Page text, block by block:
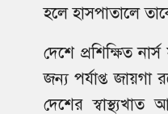
হলে হাসপাতালে
দেশে প্রশিক্ষিত
জন্য পর্যাপ্ত জায়গা
দেশের